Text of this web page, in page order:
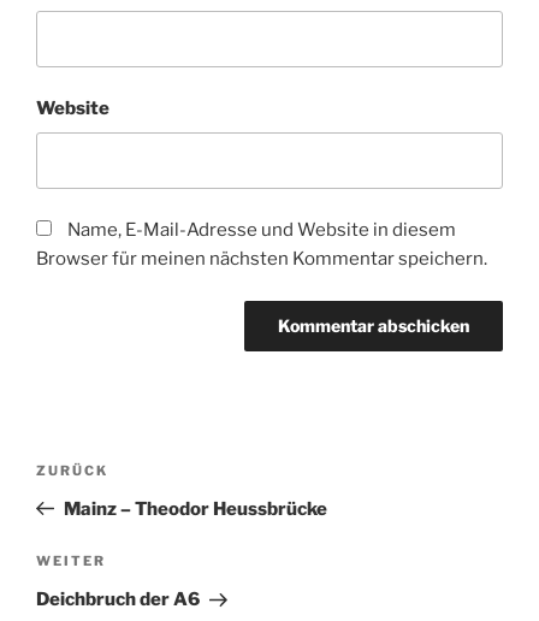
Website
Name, E-Mail-Adresse und Website in diesem
Browser für meinen nächsten Kommentar speichern.
Beitragsnavigation
Vorheriger
Beitrag
ZURÜCK
Mainz – Theodor Heussbrücke
Nächster
Beitrag
WEITER
Deichbruch der A6